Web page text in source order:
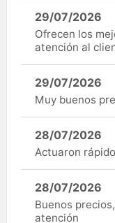
29/07/2026
Ofrecen los
atención al
29/07/2026
Muy buenos
28/07/2026
Actuaron
28/07/2026
Buenos
atención